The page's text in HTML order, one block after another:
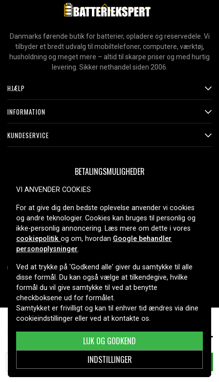
BP-2L14 for , , 139 kr.
TILFØJ TIL KURV
Danmarks førende butik for batterier, opladere og reservedele. Vi
tilbyder et bredt udvalg til mobiltelefoner, computere, værktøj,
husholdning og meget mere – altid til skarpe priser og med hurtig
levering. Sikker nethandel siden 2006.
HJÆLP
INFORMATION
KUNDESERVICE
BETALINGSMULIGHEDER
LEVERINGSMULIGHEDER
Copyright © 2026, Spares Nordic AB
VI ANVENDER COOKIES
For at give dig den bedste oplevelse anvender vi cookies
og andre teknologier. Cookies kan bruges til personlig og
ikke-personlig annoncering. Læs mere om dette i vores
cookiepolitik og om, hvordan Google behandler
personoplysninger.
Ved at trykke på 'Godkend alle' giver du samtykke til alle
disse formål. Du kan også vælge at tilkendegive, hvilke
formål du vil give samtykke til ved at benytte
checkboksene ud for formålet.
Samtykket er frivilligt og kan til enhver tid ændres via dine
cookieindstillinger eller ved at kontakte os.
INDSTILLINGER
LUK OG GODKEND